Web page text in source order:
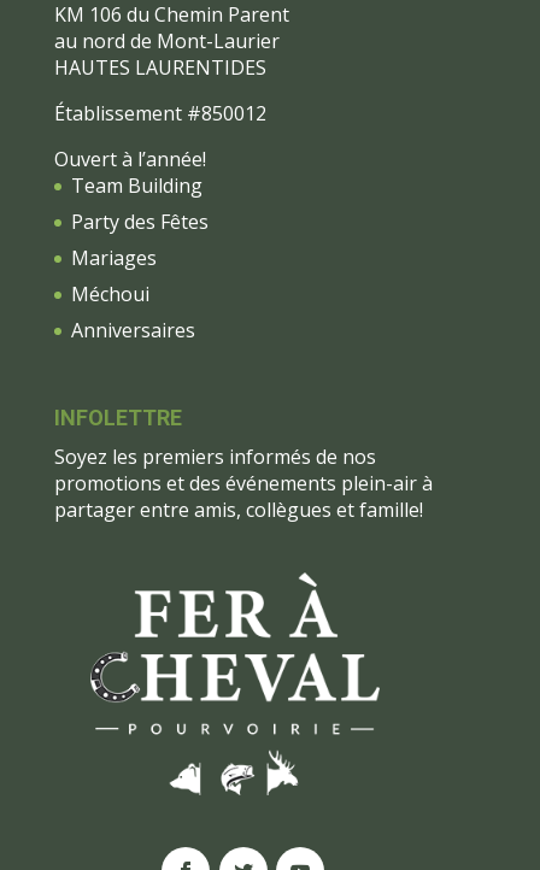
KM 106 du Chemin Parent
au nord de Mont-Laurier
HAUTES LAURENTIDES
Établissement #850012
Ouvert à l’année!
Team Building
Party des Fêtes
Mariages
Méchoui
Anniversaires
INFOLETTRE
Soyez les premiers informés de nos
promotions et des événements plein-air à
partager entre amis, collègues et famille!